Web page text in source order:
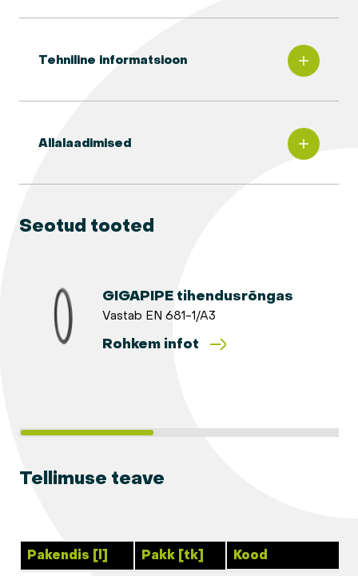
Tehniline informatsioon
Allalaadimised
Seotud tooted
GIGAPIPE tihendusrõngas
Vastab EN 681-1/A3
Rohkem infot
Tellimuse teave
Pakendis [l] Pakk [tk] Kood